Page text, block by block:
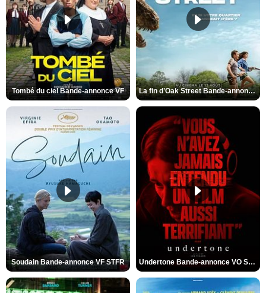
Tombé du ciel Bande-annonce VF La fin d’Oak Street Bande-annonce VO STFR
Soudain Bande-annonce VF STFR Undertone Bande-annonce VO STFR